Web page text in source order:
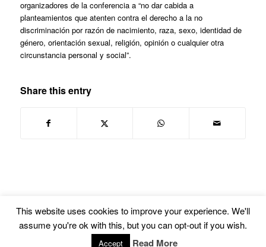
organizadores de la conferencia a “no dar cabida a
planteamientos que atenten contra el derecho a la no
discriminación por razón de nacimiento, raza, sexo, identidad de
género, orientación sexual, religión, opinión o cualquier otra
circunstancia personal y social”.
Share this entry
© Copyright -Euskal Herriko Gay-Les Askapen Mugimendua- powered by
This website uses cookies to improve your experience. We'll
assume you're ok with this, but you can opt-out if you wish.
Accept Read More